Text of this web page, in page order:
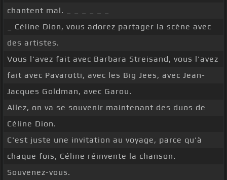
chantent mal. _ _ _ _ _ _
_ Céline Dion, vous adorez partager la scène avec
des artistes.
Vous l'avez fait avec Barbara Streisand, vous l'avez
fait avec Pavarotti, avec les Big Jees, avec Jean-
Jacques Goldman, avec Garou.
Allez, on va se souvenir maintenant des duos de
Céline Dion.
C'est juste une invitation au voyage, parce qu'à
chaque fois, Céline réinvente la chanson.
Souvenez-vous.